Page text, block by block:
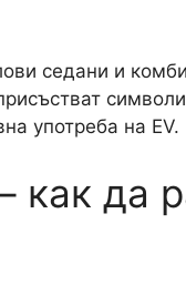
седани и
употреба на EV.
да